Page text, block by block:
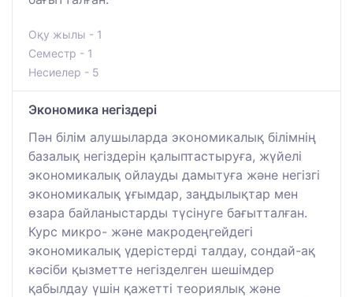
Оқу жылы - 1
Семестр - 1
Несиелер - 5
Экономика негіздері
Пән білім алушыларда экономикалық білімнің
базалық негіздерін қалыптастыруға, жүйелі
экономикалық ойлауды дамытуға және негізгі
экономикалық ұғымдар, заңдылықтар мен
өзара байланыстарды түсінуге бағытталған.
Курс микро- және макродеңгейдегі
экономикалық үдерістерді талдау, сондай-ақ
кәсіби қызметте негізделген шешімдер
қабылдау үшін қажетті теориялық және